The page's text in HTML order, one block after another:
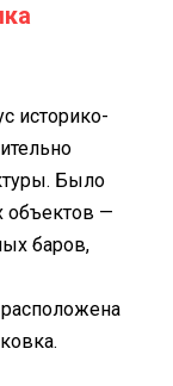
историко-
Было
объектов —
баров,